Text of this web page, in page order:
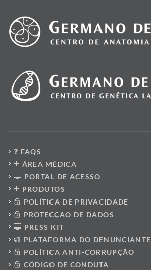
FAQS
ÁREA MÉDICA
PORTAL DE ACESSO
PRODUTOS
POLÍTICA DE PRIVACIDADE
PROTECÇÃO DE DADOS
PRESS KIT
PLATAFORMA DO DENUNCIANTE
POLÍTICA ANTI-CORRUPÇÃO
CÓDIGO DE CONDUTA